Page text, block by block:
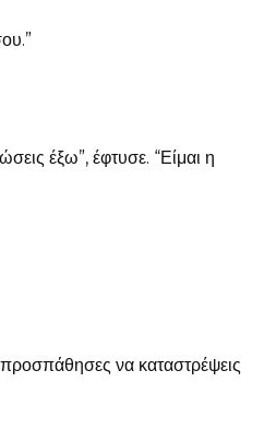
έξω”, έφτυσε. “Είμαι η
να καταστρέψεις